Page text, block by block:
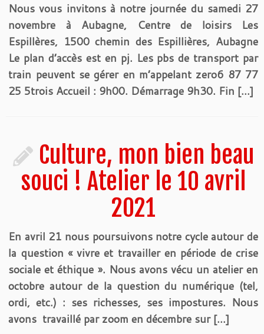
Nous vous invitons à notre journée du samedi 27
novembre à Aubagne, Centre de loisirs Les
Espillères, 1500 chemin des Espillières, Aubagne
Le plan d’accès est en pj. Les pbs de transport par
train peuvent se gérer en m’appelant zero6 87 77
25 5trois Accueil : 9h00. Démarrage 9h30. Fin […]
Culture, mon bien beau
souci ! Atelier le 10 avril
2021
En avril 21 nous poursuivons notre cycle autour de
la question « vivre et travailler en période de crise
sociale et éthique ». Nous avons vécu un atelier en
octobre autour de la question du numérique (tel,
ordi, etc.) : ses richesses, ses impostures. Nous
avons travaillé par zoom en décembre sur […]